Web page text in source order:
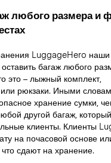
любого размера и
LuggageHero наши
багаж любого
это – лыжный комплект,
рюкзаки. Иными
хранение сумки,
другой багаж,
клиенты. Клиенты
на почасовой основе
сдают на хранение.